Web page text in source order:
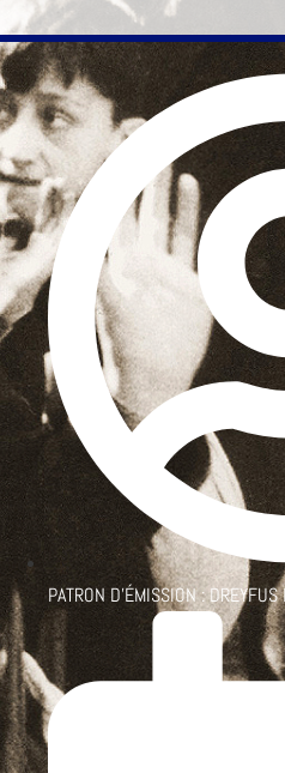
PATRON D'ÉMISSION :DREYFUS